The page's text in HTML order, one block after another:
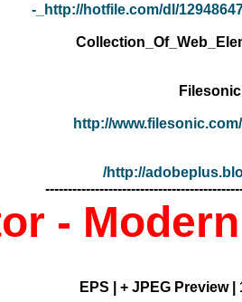
http://hotfile.com/dl/
Filesonic
http://
http://
-